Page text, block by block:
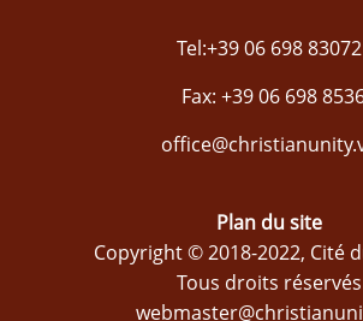
Tel:+39 06 698 83072
Fax: +39 06 698
Plan du site
Copyright © 2018-2022, Cité
Tous droits réservés